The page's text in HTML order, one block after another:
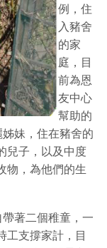
例，住
入豬舍
的家
庭，目
前為恩
友中心
幫助的
妹，住在豬舍的
兒子，以及中度
物，為他們的生
著二個稚童，一
工支撐家計，目